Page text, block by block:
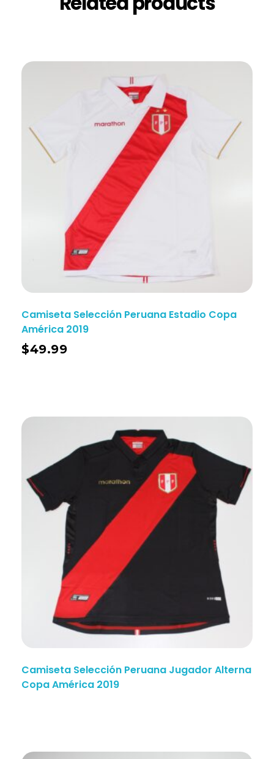
Camiseta Selección Peruana Estadio Copa
América 2019
$49.99
Camiseta Selección Peruana Jugador Alterna
Copa América 2019